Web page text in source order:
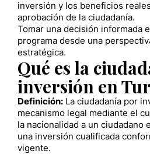
inversión y los beneficios
aprobación de la ciudadanía.
Tomar una decisión informada
programa desde una
estratégica.
Qué es la
inversión en
Definición: La ciudadanía por
mecanismo legal mediante el
la nacionalidad a un ciudadano
una inversión cualificada
vigente.